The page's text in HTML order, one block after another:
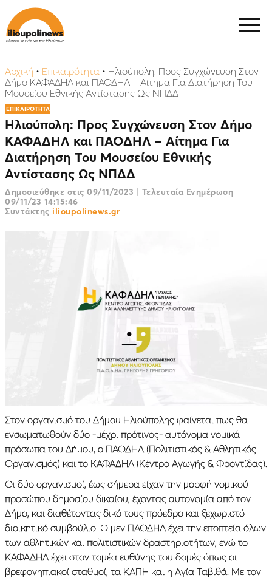
Αρχική • Επικαιρότητα • Ηλιούπολη: Προς Συγχώνευση Στον
Δήμο ΚΑΦΑΔΗΛ και ΠΑΟΔΗΛ – Αίτημα Για Διατήρηση Του
Μουσείου Εθνικής Αντίστασης Ως ΝΠΔΔ
ΕΠΙΚΑΙΡΟΤΗΤΑ
Ηλιούπολη: Προς Συγχώνευση Στον Δήμο
ΚΑΦΑΔΗΛ και ΠΑΟΔΗΛ – Αίτημα Για
Διατήρηση Του Μουσείου Εθνικής
Αντίστασης Ως ΝΠΔΔ
Δημοσιεύθηκε στις 09/11/2023 | Τελευταία Ενημέρωση
09/11/23 14:15:46
Συντάκτης ilioupolinews.gr
Στον οργανισμό του Δήμου Ηλιούπολης φαίνεται πως θα
ενσωματωθούν δύο -μέχρι πρότινος- αυτόνομα νομικά
πρόσωπα του Δήμου, ο ΠΑΟΔΗΛ (Πολιτιστικός & Αθλητικός
Οργανισμός) και το ΚΑΦΑΔΗΛ (Κέντρο Αγωγής & Φροντίδας).
Οι δύο οργανισμοί, έως σήμερα είχαν την μορφή νομικού
προσώπου δημοσίου δικαίου, έχοντας αυτονομία από τον
Δήμο, και διαθέτοντας δικό τους πρόεδρο και ξεχωριστό
διοικητικό συμβούλιο. Ο μεν ΠΑΟΔΗΛ έχει την εποπτεία όλων
των αθλητικών και πολιτιστικών δραστηριοτήτων, ενώ το
ΚΑΦΑΔΗΛ έχει στον τομέα ευθύνης του δομές όπως οι
βρεφονηπιακοί σταθμοί, τα ΚΑΠΗ και η Αγία Ταβιθά. Με τον